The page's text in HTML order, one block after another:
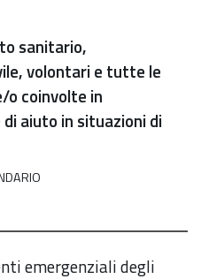
sanitario,
volontari e tutte le
coinvolte in
aiuto in situazioni di
emergenziali degli